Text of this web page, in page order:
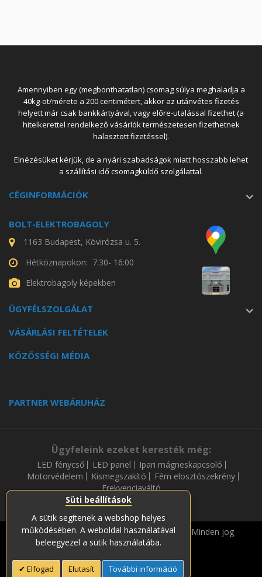
Süti beállítások
A sütik segítenek a webshop helyes
működésében. A weboldal használatával
beleegyezel a sütik használatába.
Elfogad Elutasít További információ
Amennyiben egy (megbonthatatlan) csomag súlya meghaladja a
40kg-ot/mérete a 200 centimétert, akkor az utánvétes fizetés
helyett már csak bankkártyával, vagy előre-utalással fizethet (a
hitelkerettel rendelkező vásárlók természetesen fizethetnek
halasztott fizetéssel).
Elnézésüket kérjük, de a nyári szabadságok miatt hosszabb lehet
a szállítási idő csomagküldő szolgálattal.
CÉGINFORMÁCIÓK
BOLT-ELEKTROBAGOLY
1163 Budapest, Kövirózsa u. 5.
Hétköznapokon: 7:30- 16:00
Elektrobagoly képekben
ÜGYFÉLSZOLGÁLAT
VÁSÁRLÁSI FELTÉTELEK
KÖZÖSSÉGI MÉDIA
PARTNER WEBÁRUHÁZ
Ügyfeleink ezeket keresték még:
LED fénycső LED panel
Ipari mágneskapcsoló
Motorvédelem
Kismegszakító
Fém elosztószekrény
Frekvenciaváltó
Copyright © 2019-2023 Soós és Társa Zrt. Minden jog